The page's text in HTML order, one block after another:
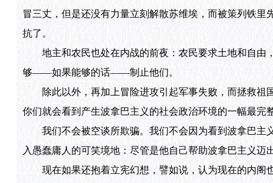
冒三丈，但是还没有力量立刻解散苏维埃，而被策列铁里
抗了。
地主和农民也处在内战的前夜：农民要求土地和自由
够——如果能够的话——制止他们。
除此以外，再加上冒险进攻引起军事失败，而拯救祖
你们就会看到产生波拿巴主义的社会政治环境的一幅最完
我们不会被空谈所欺骗。我们不会因为看到波拿巴主
入愚蠢庸人的可笑境地：尽管是他自己帮助波拿巴主义迈
现在如果还抱着立宪幻想，譬如说，认为现在的内阁